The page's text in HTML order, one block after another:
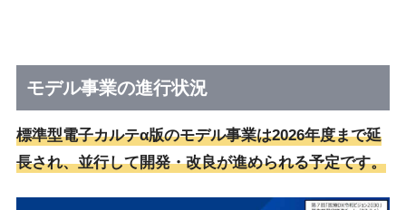
モデル事業の進行状況
標準型電子カルテα版のモデル事業は2026年度まで延
長され、並行して開発・改良が進められる予定です。